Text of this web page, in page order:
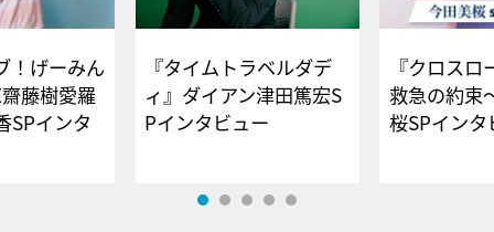
！げーみん
藤樹愛羅
SPインタ
『タイムトラベルダデ
ィ』ダイアン津田篤宏S
Pインタビュー
『クロス
救急の約束
桜SPイ